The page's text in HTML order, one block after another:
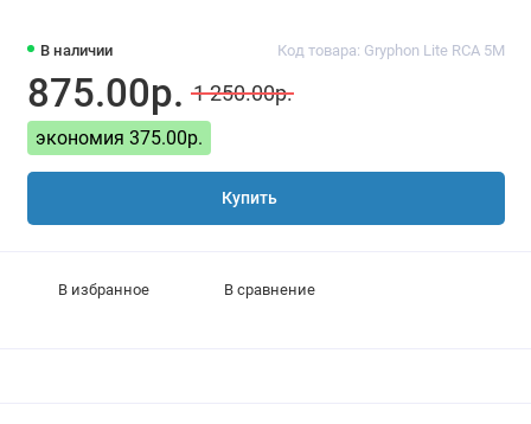
В наличии Код товара: Gryphon Lite RCA 5M
875.00р. 1 250.00р.
экономия 375.00р.
Купить
В избранное В сравнение